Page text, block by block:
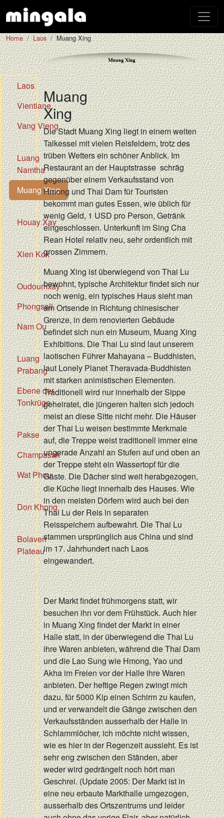
Home Laos Muang Xing
Laos
Vientiane
Vang Vieng
Luang
Namtha
Muang Xing
Houay Xay
Xien Kok
Oudoumxay
Phongsali
Nam Ou
Luang
Prabang
Ebene der
Tonkrüge
Pakse
Champasak
Wat Phou
Don Khong
Bolaven
Plateau
Muang
Xing
Die Stadt Muang Xing liegt in einem weiten
Talkessel mit vielen Reisfeldern, trotz des
trüben Wetters ein schöner Anblick. Im
Restaurant an der Hauptstrasse schräg
gegenüber einem Verkaufsstand von
Hmong und Thai Dam für Touristen
bekommt man gutes Essen, wie üblich für
wenig Geld, 1 USD pro Person, Getränk
eingeschlossen. Unterkunft im Sing Cha
Rean Hotel relativ neu, sehr ordentlich mit
grossen Zimmern.
Muang Xing ist überwiegend von Thai Lu
bewohnt, typische Architektur findet sich nur
noch wenig, ein typisches Haus sieht man
am Ortsende in Richtung chinesischer
Grenze, in dem renovierten Gebäude
befindet sich nun ein Museum, Muang Xing
Exhibitions. Die Thai Lu sind laut unserem
laotischen Führer Mahayana – Buddhisten,
laut Lonely Planet Theravada-Buddhisten
mit starken animistischen Elementen.
Traditionell wird nur innerhalb der Sippe
geheiratet, die jüngeren halten sich jedoch
meist an diese Sitte nicht mehr. Die Häuser
der Thai Lu weisen bestimmte Merkmale
auf, die Treppe weist traditionell immer eine
ungerade Anzahl an Stufen auf und oben an
der Treppe steht ein Wassertopf für die
Gäste. Die Dächer sind weit herabgezogen,
die Küche liegt innerhalb des Hauses. Wie
in den meisten Dörfern wird auch bei den
Thai Lu der Reis in separaten
Reisspeichern aufbewahrt. Die Thai Lu
stammen ursprünglich aus China und sind
im 17. Jahrhundert nach Laos
eingewandert.
Der Markt findet frühmorgens statt, wir
besuchen ihn vor dem Frühstück. Auch hier
in Muang Xing findet der Markt in einer
Halle statt, in der überwiegend die Thai Lu
ihre Waren anbieten, während die Thai Dam
und die Lao Sung wie Hmong, Yao und
Akha im Freien vor der Halle ihre Waren
anbieten. Der heftige Regen zwingt mich
dazu, für 5000 Kip einen Schirm zu kaufen,
und er verwandelt die Gänge zwischen den
Verkaufsständen ausserhalb der Halle in
Schlammlöcher, ich möchte nicht wissen,
wie es hier in der Regenzeit aussieht. Es ist
sehr eng zwischen den Ständen, aber
weder wird gedrängelt noch hört man
Geschrei. (Update 2005: Der Markt ist in
eine neu erbaute Markthalle umgezogen,
ausserhalb des Ortszentrums und leider